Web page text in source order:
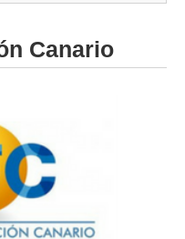
▼
Canario